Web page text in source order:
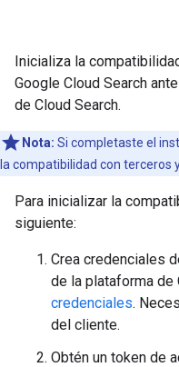
Inicializa la
Google Cloud Search
de Cloud Search.
Nota: Si completaste el
la compatibilidad con terceros
Para inicializar la
siguiente:
Crea credenciales
de la plataforma de
credenciales.
del cliente.
Obtén un token de